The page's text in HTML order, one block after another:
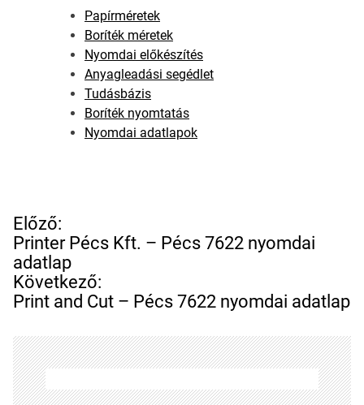
Papírméretek
Boríték méretek
Nyomdai előkészítés
Anyagleadási segédlet
Tudásbázis
Boríték nyomtatás
Nyomdai adatlapok
B
e
j
e
g
y
z
é
s
Előző:
Printer Pécs Kft. – Pécs 7622 nyomdai
adatlap
Következő:
Print and Cut – Pécs 7622 nyomdai adatlap